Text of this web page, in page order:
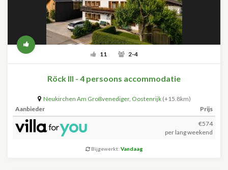
11 2-4
Röck III - 4 persoons accommodatie
Neukirchen Am Großvenediger, Oostenrijk (+15.8km)
Aanbieder
Prijs
€574
per lang weekend
Bijgewerkt: Vandaag